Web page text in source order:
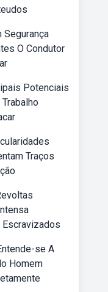
Segurança
O Condutor
Potenciais
Traços
se A
Homem